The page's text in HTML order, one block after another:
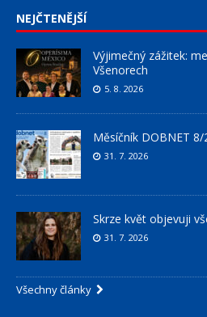
NEJČTENĚJŠÍ
Výjimečný zážitek:
Všenorech
5. 8. 2026
Měsíčník DOBNET 8/
31. 7. 2026
Skrze květ objevuji
31. 7. 2026
Všechny články